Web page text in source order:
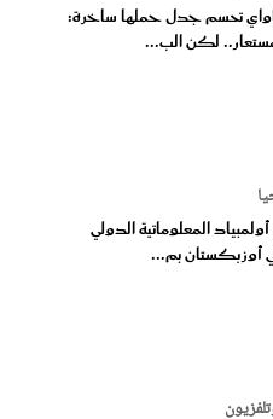
تحسم جدل حملها ساخرة:
لكن الب...
المعلوماتية الدولي